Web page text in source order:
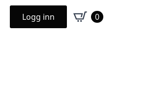
Logg inn 0